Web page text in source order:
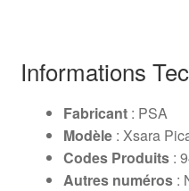
Informations
Fabricant: PSA
Modèle: Xsara
Codes Produits:
Autres numéros: